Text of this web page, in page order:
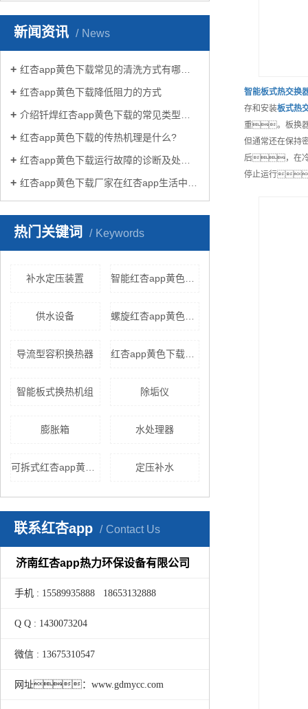
新闻资讯 News
红杏app黄色下载常见的清洗方式有哪些？
红杏app黄色下载降低阻力的方式
介绍钎焊红杏app黄色下载的常见类型有哪些
红杏app黄色下载的传热机理是什么?
红杏app黄色下载运行故障的诊断及处理方法
红杏app黄色下载厂家在红杏app生活中有哪些作用？
热门关键词 Keywords
补水定压装置
供水设备
导流型容积换热器 红杏app黄色下载厂家
智能板式换热机组 除垢仪
膨胀箱 水处理器
定压补水
联系红杏app Contact Us
济南红杏app热力环保设备有限公司
手机 : 15589935888 18653132888
Q Q : 1430073204
微信 : 13675310547
网址：www.gdmycc.com
智能板式热交换
存和安装板式热
重。板换
但通常还在保
后，在冷
停止运行